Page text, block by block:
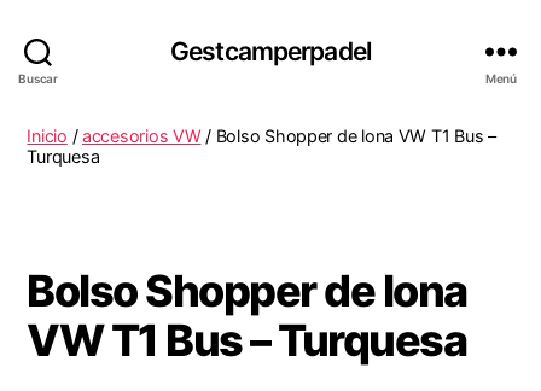
Buscar
Gestcamperpadel
Menú
Inicio /accesorios VW/ Bolso Shopper de lona VW T1 Bus –
Turquesa
Bolso Shopper de lona
VW T1 Bus – Turquesa